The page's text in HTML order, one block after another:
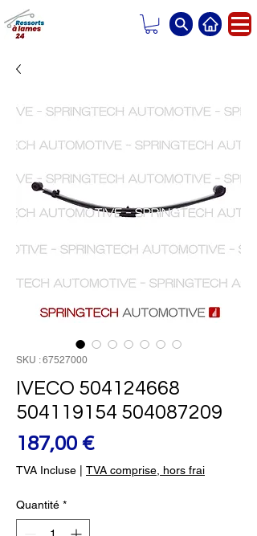
SKU : 67527000
IVECO 504124668
504119154 504087209
187,00 €Prix
TVA Incluse TVA comprise, hors frai
Quantité *